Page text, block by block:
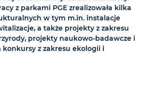
z parkami PGE zrealizowała kilka
w tym m.in. instalacje
a także projekty z zakresu
projekty naukowo-badawcze i
z zakresu ekologii i